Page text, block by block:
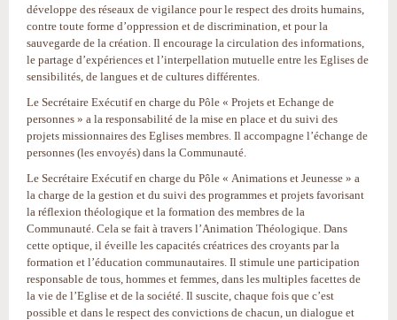
développe des réseaux de vigilance pour le respect des droits humains,
contre toute forme d’oppression et de discrimination, et pour la
sauvegarde de la création. Il encourage la circulation des informations,
le partage d’expériences et l’interpellation mutuelle entre les Eglises de
sensibilités, de langues et de cultures différentes.
Le Secrétaire Exécutif en charge du Pôle « Projets et Echange de
personnes » a la responsabilité de la mise en place et du suivi des
projets missionnaires des Eglises membres. Il accompagne l’échange de
personnes (les envoyés) dans la Communauté.
Le Secrétaire Exécutif en charge du Pôle « Animations et Jeunesse » a
la charge de la gestion et du suivi des programmes et projets favorisant
la réflexion théologique et la formation des membres de la
Communauté. Cela se fait à travers l’Animation Théologique. Dans
cette optique, il éveille les capacités créatrices des croyants par la
formation et l’éducation communautaires. Il stimule une participation
responsable de tous, hommes et femmes, dans les multiples facettes de
la vie de l’Eglise et de la société. Il suscite, chaque fois que c’est
possible et dans le respect des convictions de chacun, un dialogue et